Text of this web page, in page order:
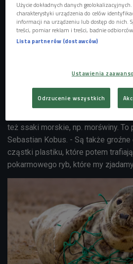
zdjęcie ilustracyjne Foto: shutterstock, Rich
Przyczyną problemu, jak przyznaje
nieodpowiedzialne korzystanie z
prawdziwych pokarmów, bo są
naprawdę z głodu - tłumaczył
m.in. "sieci widmo", czyli te,
też ssaki morskie, np. morświny. To
Sebastian Kobus. - Są także groźne
cząstki plastiku, które potem
pokarmowego ryb, które my
Użycie dokładnych danych
charakterystyki urządzenia do celów
informacji na urządzeniu lub dostęp do nich.
treści, pomiar reklam i treści, badnie
Lista partnerów (dostawców)
Ustawienia
Odrzucenie wszystkich